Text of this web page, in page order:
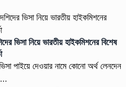
ভিসা নিয়ে ভারতীয় হাইকমিশনের বিশেষ
পাইয়ে দেওয়ার নামে কোনো অর্থ লেনদেন